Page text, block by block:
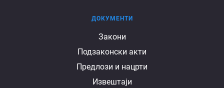
ДОКУМЕНТИ
Закони
Подзаконски акти
Предлози и нацрти
Извештаји